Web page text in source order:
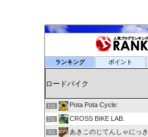
ランキング ポイント
1位 Pota Pota Cycle:
2位 CROSS BIKE LAB.
3位 あきこのじてんしゃにっき